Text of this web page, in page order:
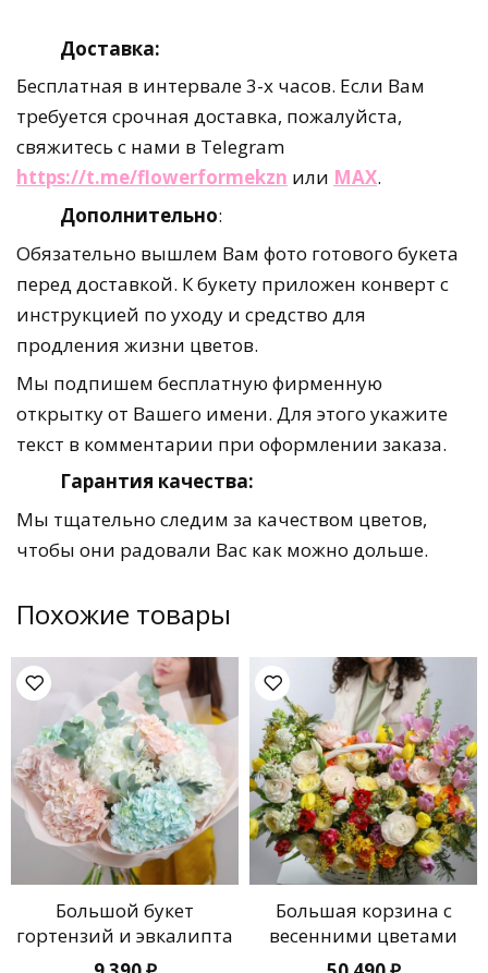
Доставка:
Бесплатная в интервале 3-х часов. Если Вам
требуется срочная доставка, пожалуйста,
свяжитесь с нами в Telegram
https://t.me/flowerformekzn или MAX.
Дополнительно:
Обязательно вышлем Вам фото готового букета
перед доставкой. К букету приложен конверт с
инструкцией по уходу и средство для
продления жизни цветов.
Мы подпишем бесплатную фирменную
открытку от Вашего имени. Для этого укажите
текст в комментарии при оформлении заказа.
Гарантия качества:
Мы тщательно следим за качеством цветов,
чтобы они радовали Вас как можно дольше.
Похожие товары
Большой букет
гортензий и эвкалипта
Большая корзина с
весенними цветами